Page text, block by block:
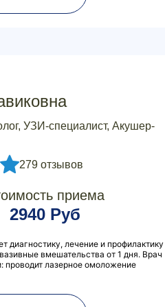
УЗИ-специалист, Акушер-
279 отзывов
приема
2940 Руб
диагностику, лечение и профилактику
вмешательства от 1 дня. Врач
проводит лазерное омоложение